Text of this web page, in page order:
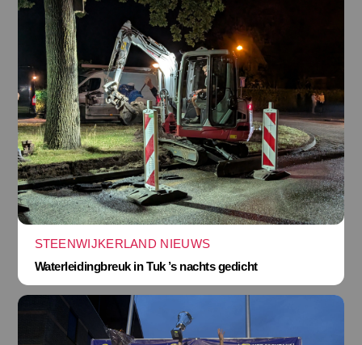
STEENWIJKERLAND NIEUWS
Waterleidingbreuk in Tuk ’s nachts gedicht